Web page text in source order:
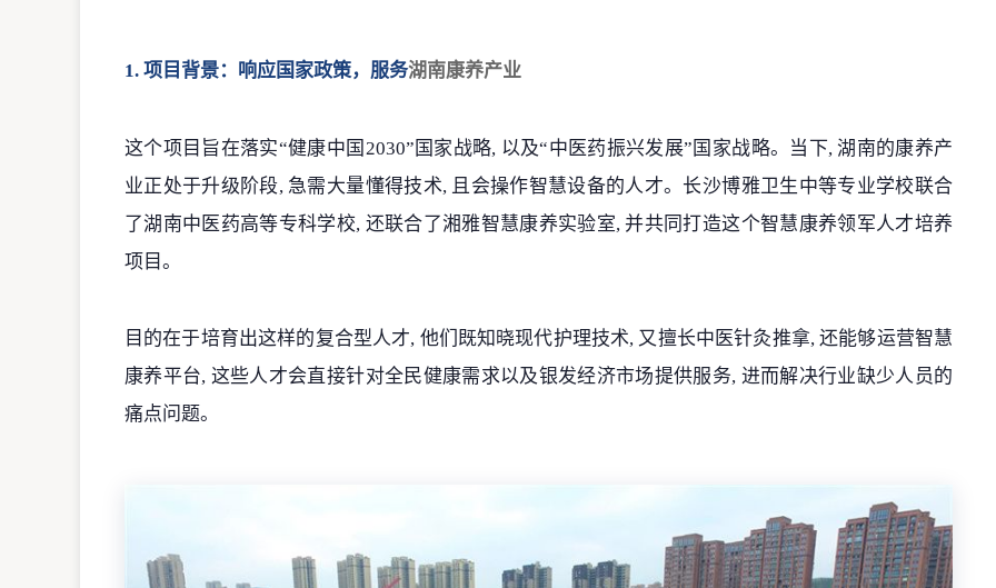
1. 项目背景：响应国家政策，服务湖南康养产业
这个项目旨在落实“健康中国2030”国家战略, 以及“中医药振兴发展”国家战略。当下, 湖南的康养产
业正处于升级阶段, 急需大量懂得技术, 且会操作智慧设备的人才。长沙博雅卫生中等专业学校联合
了湖南中医药高等专科学校, 还联合了湘雅智慧康养实验室, 并共同打造这个智慧康养领军人才培养
项目。
目的在于培育出这样的复合型人才, 他们既知晓现代护理技术, 又擅长中医针灸推拿, 还能够运营智慧
康养平台, 这些人才会直接针对全民健康需求以及银发经济市场提供服务, 进而解决行业缺少人员的
痛点问题。